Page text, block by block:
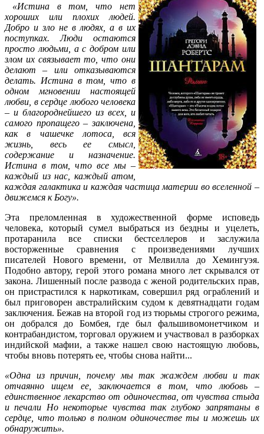
«Истина в том, что нет
хороших или плохих людей.
Добро и зло не в людях, а в их
поступках. Люди остаются
просто людьми, а с добром или
злом их связывает то, что они
делают – или отказываются
делать. Истина в том, что в
одном мгновении настоящей
любви, в сердце любого человека
– и благороднейшего из всех, и
самого пропащего – заключена,
как в чашечке лотоса, вся
жизнь, весь ее смысл,
содержание и назначение.
Истина в том, что все мы –
каждый из нас, каждый атом,
каждая галактика и каждая частица материи во вселенной –
движемся к Богу».
Эта преломленная в художественной форме исповедь
человека, который сумел выбраться из бездны и уцелеть,
протаранила все списки бестселлеров и заслужила
восторженные сравнения с произведениями лучших
писателей Нового времени, от Мелвилла до Хемингуэя.
Подобно автору, герой этого романа много лет скрывался от
закона. Лишенный после развода с женой родительских прав,
он пристрастился к наркотикам, совершил ряд ограблений и
был приговорен австралийским судом к девятнадцати годам
заключения. Бежав на второй год из тюрьмы строгого режима,
он добрался до Бомбея, где был фальшивомонетчиком и
контрабандистом, торговал оружием и участвовал в разборках
индийской мафии, а также нашел свою настоящую любовь,
чтобы вновь потерять ее, чтобы снова найти...
«Одна из причин, почему мы так жаждем любви и так
отчаянно ищем ее, заключается в том, что любовь –
единственное лекарство от одиночества, от чувства стыда
и печали Но некоторые чувства так глубоко запрятаны в
сердце, что только в полном одиночестве ты и можешь их
обнаружить».